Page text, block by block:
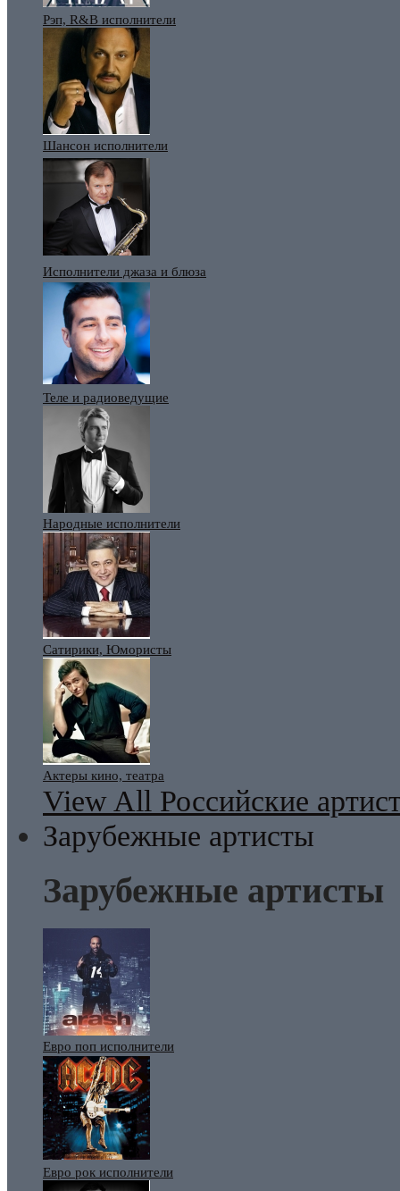
Рэп, R&B исполнители
Шансон исполнители
Исполнители джаза и блюза
Теле и радиоведущие
Народные исполнители
Сатирики, Юмористы
Актеры кино, театра
View All Российские
Зарубежные артисты
Зарубежные артисты
Евро поп исполнители
Евро рок исполнители